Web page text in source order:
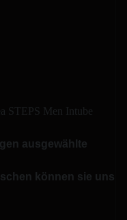
ausgewählte
können sie uns